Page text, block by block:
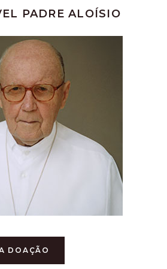
PADRE ALOÍSIO
DOAÇÃO